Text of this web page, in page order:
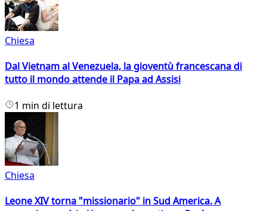
Chiesa
Dal Vietnam al Venezuela, la gioventù francescana di
tutto il mondo attende il Papa ad Assisi
1 min di lettura
Chiesa
Leone XIV torna "missionario" in Sud America. A